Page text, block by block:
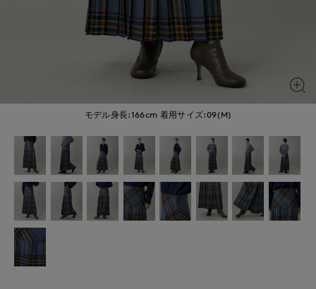
モデル身長:166cm 着用サイズ:09(M)